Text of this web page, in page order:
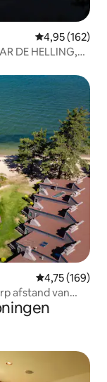
Gemiddelde
4,95 (162)
DE HELLING,
Gemiddelde
4,75 (169)
afstand van